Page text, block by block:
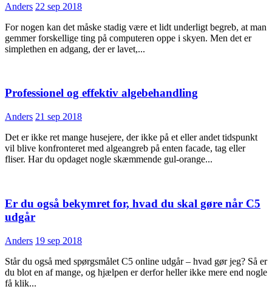
Anders 22 sep 2018
For nogen kan det måske stadig være et lidt underligt begreb, at man
gemmer forskellige ting på computeren oppe i skyen. Men det er
simplethen en adgang, der er lavet,...
Professionel og effektiv algebehandling
Anders 21 sep 2018
Det er ikke ret mange husejere, der ikke på et eller andet tidspunkt
vil blive konfronteret med algeangreb på enten facade, tag eller
fliser. Har du opdaget nogle skæmmende gul-orange...
Er du også bekymret for, hvad du skal gøre når C5
udgår
Anders 19 sep 2018
Står du også med spørgsmålet C5 online udgår – hvad gør jeg? Så er
du blot en af mange, og hjælpen er derfor heller ikke mere end nogle
få klik...